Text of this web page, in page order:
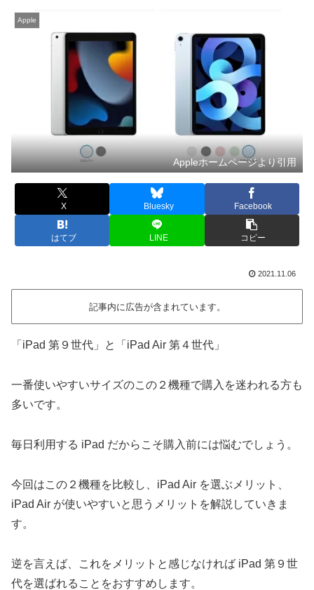
Apple
Appleホームページより引用
X Bluesky Facebook
はてブ LINE コピー
2021.11.06
記事内に広告が含まれています。
「iPad 第９世代」と「iPad Air 第４世代」
一番使いやすいサイズのこの２機種で購入を迷われる方も
多いです。
毎日利用する iPad だからこそ購入前には悩むでしょう。
今回はこの２機種を比較し、iPad Air を選ぶメリット、
iPad Air が使いやすいと思うメリットを解説していきま
す。
逆を言えば、これをメリットと感じなければ iPad 第９世
代を選ばれることをおすすめします。